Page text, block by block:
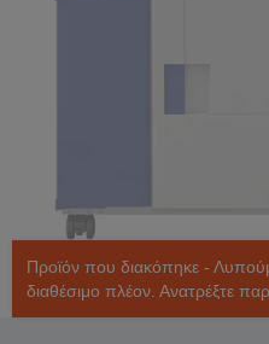
Προϊόν που διακόπηκε -
διαθέσιμο πλέον. Ανατρέξτε